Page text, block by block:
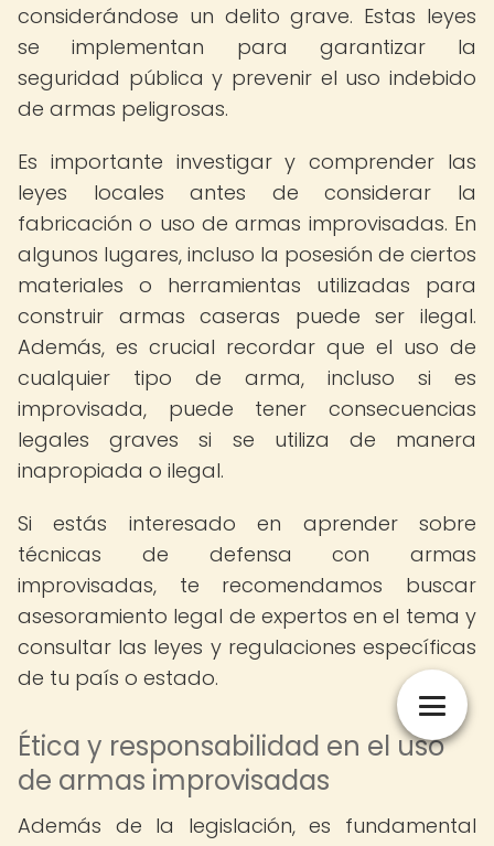
considerándose un delito grave. Estas leyes
se implementan para garantizar la
seguridad pública y prevenir el uso indebido
de armas peligrosas.
Es importante investigar y comprender las
leyes locales antes de considerar la
fabricación o uso de armas improvisadas. En
algunos lugares, incluso la posesión de ciertos
materiales o herramientas utilizadas para
construir armas caseras puede ser ilegal.
Además, es crucial recordar que el uso de
cualquier tipo de arma, incluso si es
improvisada, puede tener consecuencias
legales graves si se utiliza de manera
inapropiada o ilegal.
Si estás interesado en aprender sobre
técnicas de defensa con armas
improvisadas, te recomendamos buscar
asesoramiento legal de expertos en el tema y
consultar las leyes y regulaciones específicas
de tu país o estado.
Ética y responsabilidad en el uso
de armas improvisadas
Además de la legislación, es fundamental